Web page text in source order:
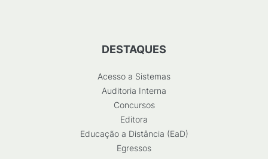
DESTAQUES
Acesso a Sistemas
Auditoria Interna
Concursos
Editora
Educação a Distância (EaD)
Egressos